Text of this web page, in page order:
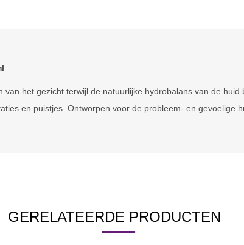
het gezicht terwijl de natuurlijke hydrobalans van de
en puistjes. Ontworpen voor de probleem- en gevoelige
GERELATEERDE PRODUCTEN